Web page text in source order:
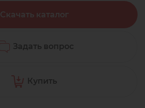
Скачать каталог
Задать вопрос
Купить